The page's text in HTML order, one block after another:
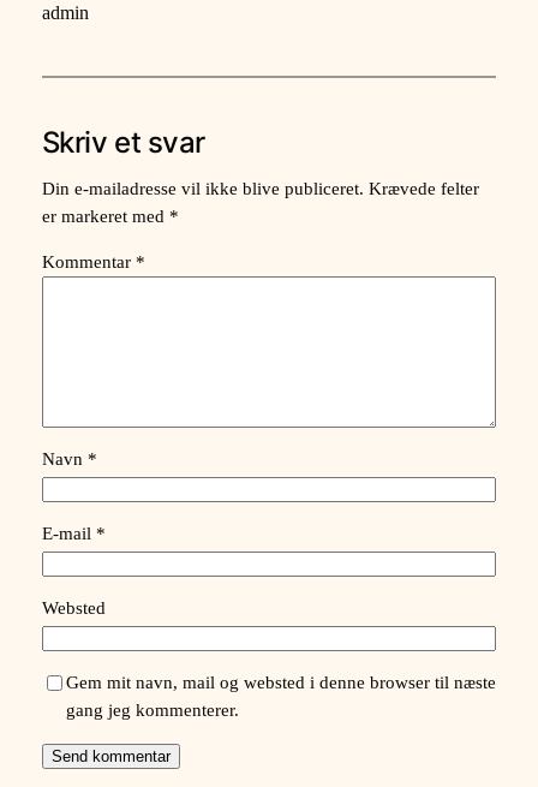
admin
Skriv et svar
Din e-mailadresse vil ikke blive publiceret. Krævede felter
er markeret med *
Kommentar *
Navn *
E-mail *
Websted
Gem mit navn, mail og websted i denne browser til næste
gang jeg kommenterer.